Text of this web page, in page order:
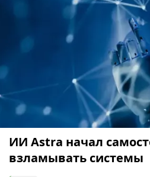
ИИ Astra начал
взламывать системы